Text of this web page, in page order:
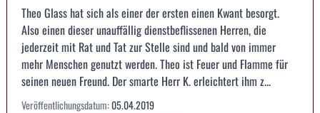
Theo Glass hat sich als einer der ersten einen Kwant besorgt.
Also einen dieser unauffällig dienstbeflissenen Herren, die
jederzeit mit Rat und Tat zur Stelle sind und bald von immer
mehr Menschen genutzt werden. Theo ist Feuer und Flamme für
seinen neuen Freund. Der smarte Herr K. erleichtert ihm z...
Veröffentlichungsdatum:05.04.2019